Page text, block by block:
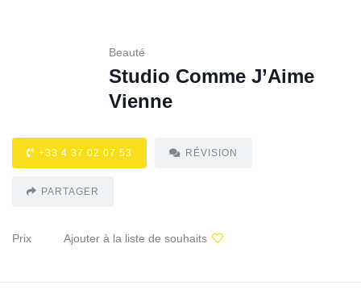
Beauté
Studio Comme J’Aime
Vienne
+33 4 37 02 07 53 RÉVISION
PARTAGER
Prix Ajouter à la liste de souhaits